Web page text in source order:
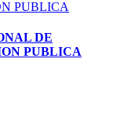
DE
PUBLICA